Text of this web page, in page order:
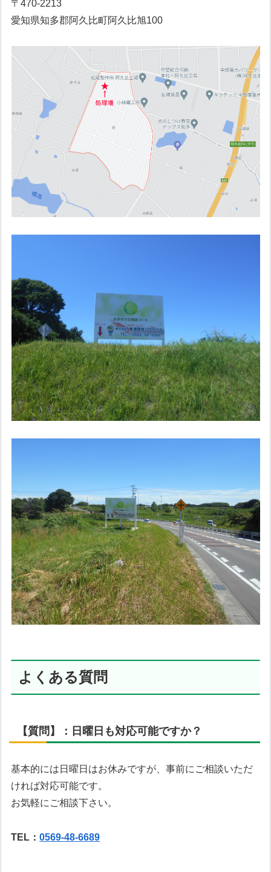
〒470-2213
愛知県知多郡阿久比町阿久比旭100
よくある質問
【質問】：日曜日も対応可能ですか？
基本的には日曜日はお休みですが、事前にご相談いただ
ければ対応可能です。
お気軽にご相談下さい。
TEL：0569-48-6689